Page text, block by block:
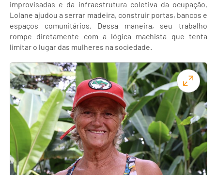
improvisadas e da infraestrutura coletiva da ocupação,
Lolane ajudou a serrar madeira, construir portas, bancos e
espaços comunitários. Dessa maneira, seu trabalho
rompe diretamente com a lógica machista que tenta
limitar o lugar das mulheres na sociedade.